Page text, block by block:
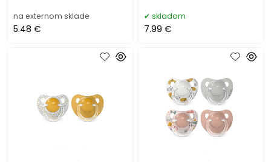
na externom sklade
5.48 €
skladom
7.99 €